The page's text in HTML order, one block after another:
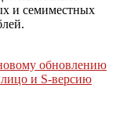
и семиместных
обновлению
и S-версию